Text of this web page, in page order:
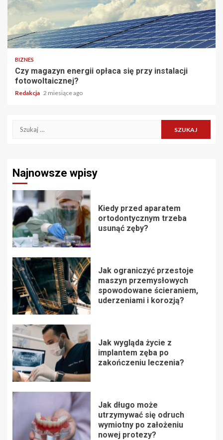
BIZNES
Czy magazyn energii opłaca się przy instalacji
fotowoltaicznej?
Redakcja 2 miesiące ago
Szukaj:
Najnowsze wpisy
Kiedy przed aparatem
ortodontycznym trzeba
usunąć zęby?
Jak ograniczyć przestoje
maszyn przemysłowych
spowodowane ścieraniem,
uderzeniami i korozją?
Jak wygląda życie z
implantem zęba po
zakończeniu leczenia?
Jak długo może
utrzymywać się odruch
wymiotny po założeniu
nowej protezy?